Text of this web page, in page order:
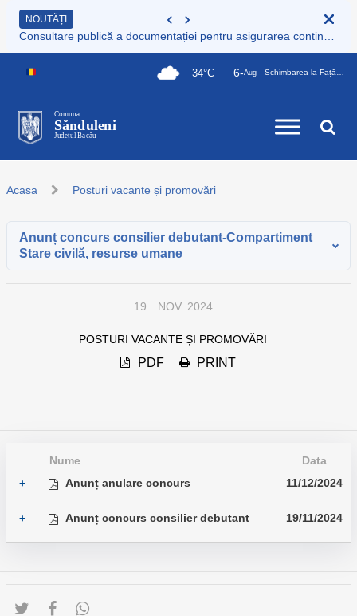
NOUTĂȚI
34°C 6-Aug
Comuna
Sănduleni
Județul Bacău
Acasa Posturi vacante și promovări
Anunț concurs consilier debutant-Compartiment
Stare civilă, resurse umane
19 NOV. 2024
POSTURI VACANTE ȘI PROMOVĂRI
PDF PRINT
Nume
Data
+
Anunț anulare concurs 11/12/2024
+ Anunț concurs consilier debutant 19/11/2024